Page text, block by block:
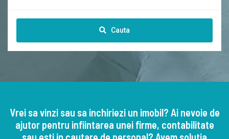
Cauta
Vrei sa vinzi sau sa inchiriezi un imobil? Ai nevoie de
ajutor pentru infiintarea unei firme, contabilitate